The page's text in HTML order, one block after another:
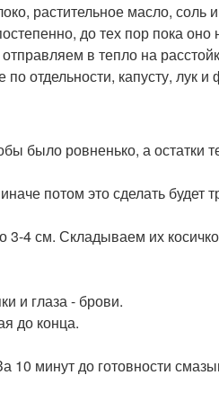
растительное масло, соль
до тех пор пока оно
в тепло на
отдельности, капусту, лук
было ровненько, а остатки
потом это сделать будет
4 см. Складываем их
и глаза - брови.
до конца.
10 минут до готовности